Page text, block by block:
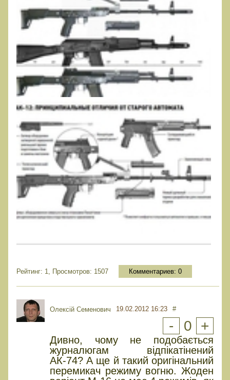
Рейтинг: 1, Просмотров: 1507 Комментариев: 0
Олексій Семенович 19.02.2012 16:23 #
- 0 +
Дивно, чому не подобається
журналюгам відпікатінений
АК-74? А ще й такий оригінальний
перемикач режиму вогню. Жоден